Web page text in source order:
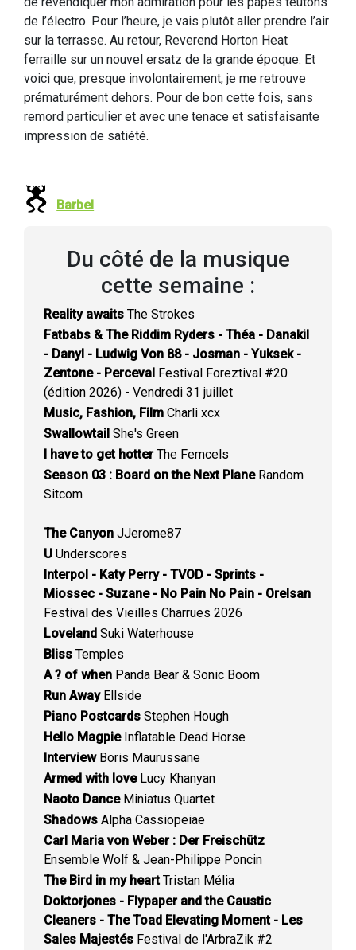
de l’électro. Pour l’heure, je vais plutôt aller prendre l’air
sur la terrasse. Au retour, Reverend Horton Heat
ferraille sur un nouvel ersatz de la grande époque. Et
voici que, presque involontairement, je me retrouve
prématurément dehors. Pour de bon cette fois, sans
remord particulier et avec une tenace et satisfaisante
impression de satiété.
Barbel
Du côté de la musique
cette semaine :
Reality awaits The Strokes
Fatbabs & The Riddim Ryders - Théa - Danakil
- Danyl - Ludwig Von 88 - Josman - Yuksek -
Zentone - Perceval Festival Foreztival #20
(édition 2026) - Vendredi 31 juillet
Music, Fashion, Film Charli xcx
Swallowtail She's Green
I have to get hotterThe Femcels
Season 03 : Board on the Next PlaneRandom
Sitcom
The Canyon JJerome87
U Underscores
Interpol - Katy Perry - TVOD - Sprints -
Miossec - Suzane - No Pain No Pain - Orelsan
Festival des Vieilles Charrues 2026
Loveland Suki Waterhouse
Bliss Temples
A ? of when Panda Bear & Sonic Boom
Run AwayEllside
Piano Postcards Stephen Hough
Hello MagpieInflatable Dead Horse
InterviewBoris Maurussane
Armed with loveLucy Khanyan
Naoto DanceMiniatus Quartet
Shadows Alpha Cassiopeiae
Carl Maria von Weber : Der Freischütz
Ensemble Wolf & Jean-Philippe Poncin
The Bird in my heartTristan Mélia
Doktorjones - Flypaper and the Caustic
Cleaners - The Toad Elevating Moment - Les
Sales Majestés Festival de l'ArbraZik #2